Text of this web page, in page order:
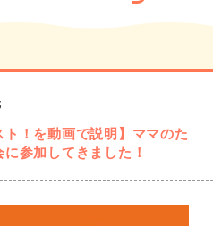
ト！を動画で説明】ママのた
参加してきました！